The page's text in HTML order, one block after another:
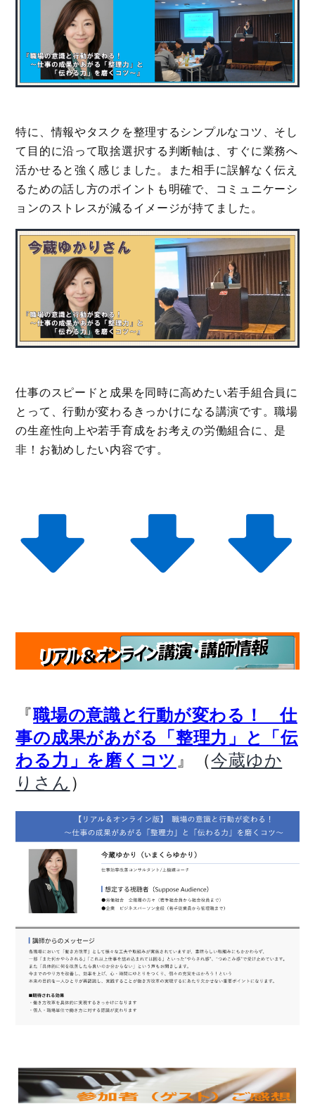
特に、情報やタスクを整理するシンプルなコツ、そし
て目的に沿って取捨選択する判断軸は、すぐに業務へ
活かせると強く感じました。また相手に誤解なく伝え
るための話し方のポイントも明確で、コミュニケーシ
ョンのストレスが減るイメージが持てました。
仕事のスピードと成果を同時に高めたい若手組合員に
とって、行動が変わるきっかけになる講演です。職場
の生産性向上や若手育成をお考えの労働組合に、是
非！お勧めしたい内容です。
『職場の意識と行動が変わる！ 仕
事の成果があがる「整理力」と「伝
わる力」を磨くコツ 』（今蔵ゆか
りさん ）